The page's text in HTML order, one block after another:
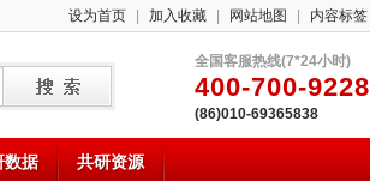
设为首页 加入收藏 网站地图 内容标签
全国客服热线(7*24小时)
400-700-9228
(86)010-69365838
数据 共研资源